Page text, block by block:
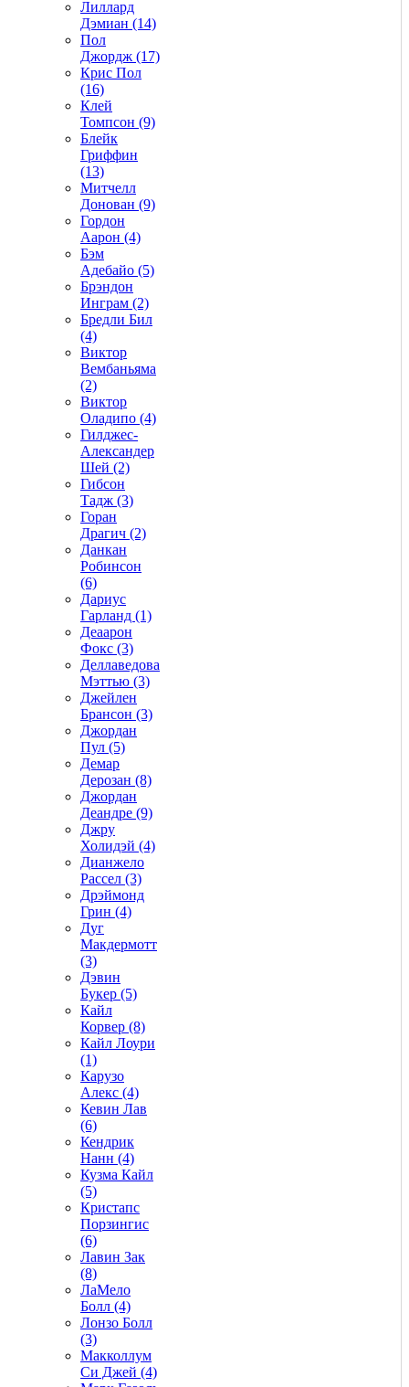
Лиллард
Дэмиан (14)
Пол
Джордж (17)
Крис Пол
(16)
Клей
Томпсон (9)
Блейк
Гриффин
(13)
Митчелл
Донован (9)
Гордон
Аарон (4)
Бэм
Адебайо (5)
Брэндон
Инграм (2)
Бредли Бил
(4)
Виктор
Вембаньяма
(2)
Виктор
Оладипо (4)
Гилджес-
Александер
Шей (2)
Гибсон
Тадж (3)
Горан
Драгич (2)
Данкан
Робинсон
(6)
Дариус
Гарланд (1)
Деаарон
Фокс (3)
Деллаведова
Мэттью (3)
Джейлен
Брансон (3)
Джордан
Пул (5)
Демар
Дерозан (8)
Джордан
Деандре (9)
Джру
Холидэй (4)
Дианжело
Рассел (3)
Дрэймонд
Грин (4)
Дуг
Макдермотт
(3)
Дэвин
Букер (5)
Кайл
Корвер (8)
Кайл Лоури
(1)
Карузо
Алекс (4)
Кевин Лав
(6)
Кендрик
Нанн (4)
Кузма Кайл
(5)
Кристапс
Порзингис
(6)
Лавин Зак
(8)
ЛаМело
Болл (4)
Лонзо Болл
(3)
Макколлум
Си Джей (4)